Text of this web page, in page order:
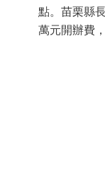
點。苗栗縣
萬元開辦費